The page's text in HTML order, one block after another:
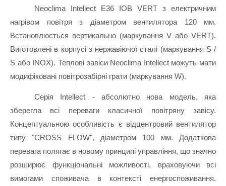
Neoclima Intellect Е36 IOB VERT з електричним
нагрівом повітря з діаметром вентилятора 120 мм.
Встановлюється вертикально (маркування V або VERT).
Виготовлені в корпусі з нержавіючої сталі (маркування S /
S або INOX). Теплові завіси Neoclima Intellect можуть мати
модифіковані повітрозабірні грати (маркування W).
Серія Intellect - абсолютно нова модель, яка
зберегла всі переваги класичної повітряну завісу.
Концептуальною особливість є відцентровий вентилятор
типу "CROSS FLOW", діаметром 100 мм. Додаткова
перевага полягає в новому принципі управління, що значно
розширює функціональні можливості, враховуючи всі
вимогами споживача в контексті енергоспоживання.